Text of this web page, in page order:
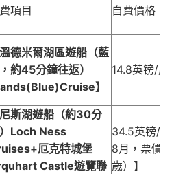
項目 自費價格
溫德米爾湖區遊船（藍
約45分鐘往返）
】
14.8英镑/成
尼斯湖遊船（約30分
Loch Ness
厄克特城堡
Castle遊覽聯
34.5英镑/
8月，票價
歲）】